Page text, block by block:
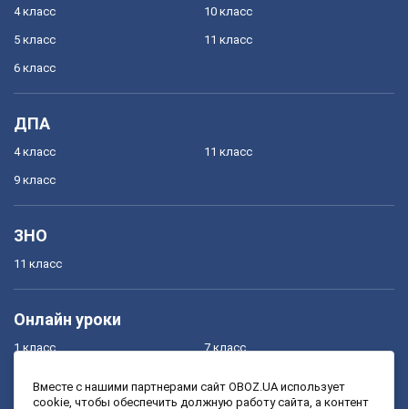
4 класс
5 класс
6 класс
10 класс
11 класс
ДПА
4 класс
9 класс
11 класс
ЗНО
11 класс
Онлайн уроки
1 класс
3 класс
7 класс
9 класс
Вместе с нашими партнерами сайт OBOZ.UA использует
cookie, чтобы обеспечить должную работу сайта, а контент